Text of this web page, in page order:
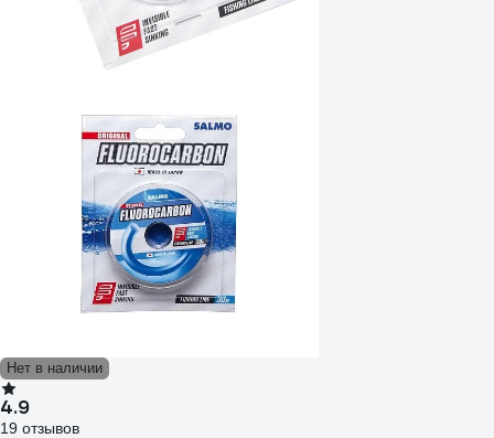
Нет в наличии
4.9
19 отзывов